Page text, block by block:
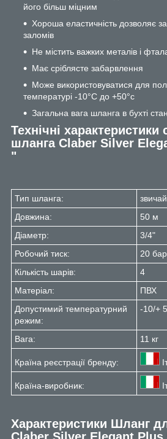
його більш міцним
Хороша еластичність дозволяє
заломів
Не містить важких металів і
Має сріблясте забарвлення
Може використовуватися для
температурі -10°C до +50°c
Загальна вага шланга в бухті
Технічні характеристики
шланга Claber Silver
"
Тип шланга:
Довжина:
50 м
Діаметр:
3/4"
Робочий тиск:
20 бар
Кількість шарів:
4
Матеріал:
ПВХ
Допустимий температурний
режим:
-10/+
Вага: 11 кг
Країна реєстрації бренду:
Країна-виробник:
Характеристики Шланг